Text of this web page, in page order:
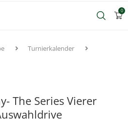
0
Turnierkalender
The Series Vierer